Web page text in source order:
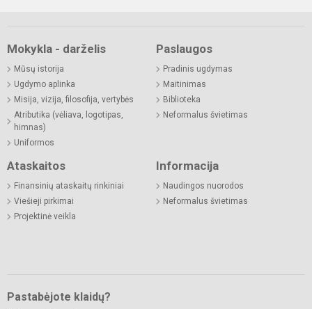
Mokykla - darželis
Mūsų istorija
Ugdymo aplinka
Misija, vizija, filosofija, vertybės
Atributika (vėliava, logotipas,
himnas)
Uniformos
Paslaugos
Pradinis ugdymas
Maitinimas
Biblioteka
Neformalus švietimas
Ataskaitos
Finansinių ataskaitų rinkiniai
Viešieji pirkimai
Projektinė veikla
Informacija
Naudingos nuorodos
Neformalus švietimas
Pastabėjote klaidų?